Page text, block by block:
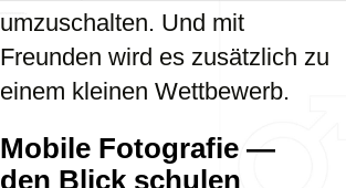
umzuschalten. Und mit
Freunden wird es zusätzlich zu
einem kleinen Wettbewerb.
Mobile Fotografie —
den Blick schulen